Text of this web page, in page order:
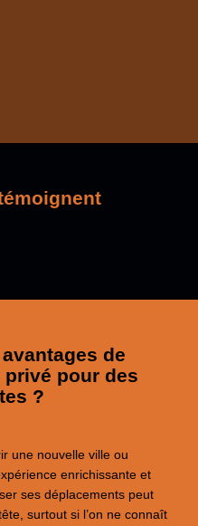
de
pour des
?
une nouvelle ville ou
enrichissante et
ses déplacements peut
surtout si l’on ne connaît